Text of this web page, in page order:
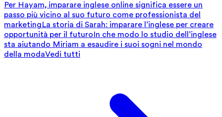
Per Hayam, imparare inglese online significa essere un
passo più vicino al suo futuro come professionista del
marketingLa storia di Sarah: imparare l’inglese per creare
opportunità per il futuroIn che modo lo studio dell’inglese
sta aiutando Miriam a esaudire i suoi sogni nel mondo
della modaVedi tutti